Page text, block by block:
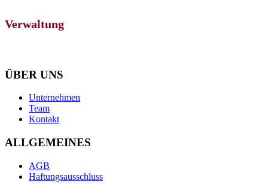
Verwaltung
ÜBER UNS
Unternehmen
Team
Kontakt
ALLGEMEINES
AGB
Haftungsausschluss